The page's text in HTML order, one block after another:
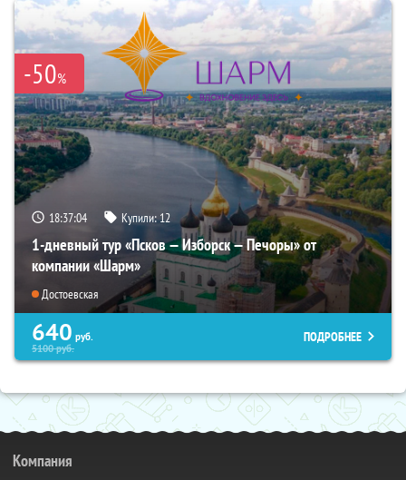
-50%
18:37:02 Купили:12
1-дневный тур «Псков — Изборск — Печоры» от
компании «Шарм»
Достоевская
640 руб.
5100руб.
ПОДРОБНЕЕ
Компания